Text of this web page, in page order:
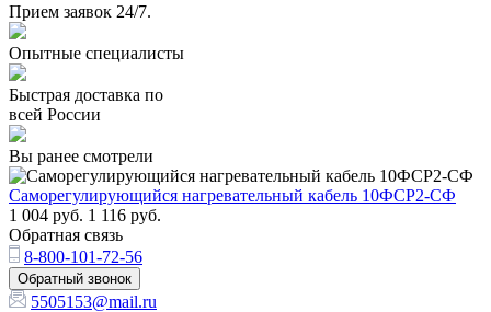
Прием заявок 24/7.
Опытные специалисты
Быстрая доставка по
всей России
Вы ранее смотрели
Саморегулирующийся нагревательный кабель 10ФСР2-СФ
1 004 руб. 1 116 руб.
Обратная связь
8-800-101-72-56
Обратный звонок
5505153@mail.ru